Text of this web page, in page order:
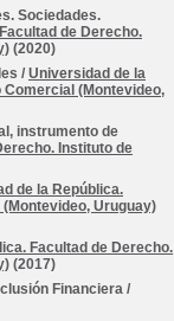
Sociedades.
de Derecho.
(2020)
/ Universidad de la
Comercial (Montevideo,
instrumento de
Instituto de
de la República.
Uruguay)
Facultad de Derecho.
(2017)
Financiera /